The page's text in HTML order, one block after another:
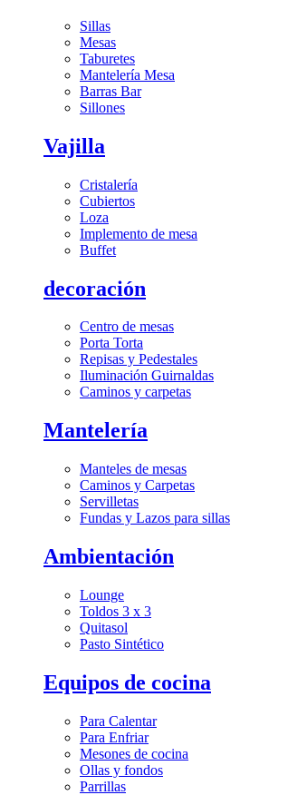
Sillas
Mesas
Taburetes
Mantelería Mesa
Barras Bar
Sillones
Vajilla
Cristalería
Cubiertos
Loza
Implemento de mesa
Buffet
decoración
Centro de mesas
Porta Torta
Repisas y Pedestales
Iluminación Guirnaldas
Caminos y carpetas
Mantelería
Manteles de mesas
Caminos y Carpetas
Servilletas
Fundas y Lazos para sillas
Ambientación
Lounge
Toldos 3 x 3
Quitasol
Pasto Sintético
Equipos de cocina
Para Calentar
Para Enfriar
Mesones de cocina
Ollas y fondos
Parrillas